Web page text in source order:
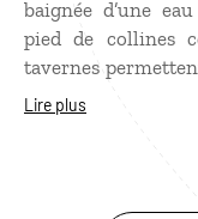
baignée d’une
pied de collines
tavernes
Égée. Au large se
Lire plus